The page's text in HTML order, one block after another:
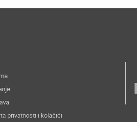
privatnosti i kolačići